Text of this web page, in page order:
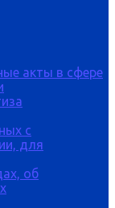
акты в сфере
с
для
об